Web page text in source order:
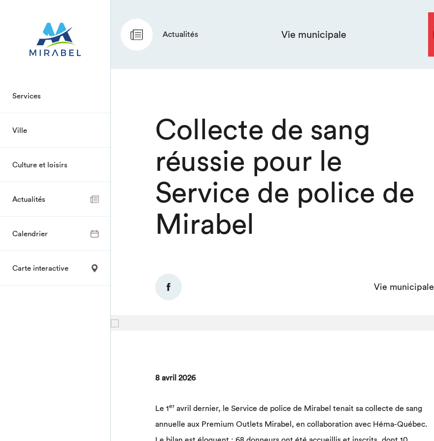
Services
Ville
Culture et loisirs
Actualités
Calendrier
Carte interactive
Actualités Vie municipale
Collecte de sang
réussie pour le
Service de police de
Mirabel
Vie municipale
8 avril 2026
Le 1eravril dernier, le Service de police de Mirabel tenait sa collecte de sang
annuelle aux Premium Outlets Mirabel, en collaboration avec Héma-Québec.